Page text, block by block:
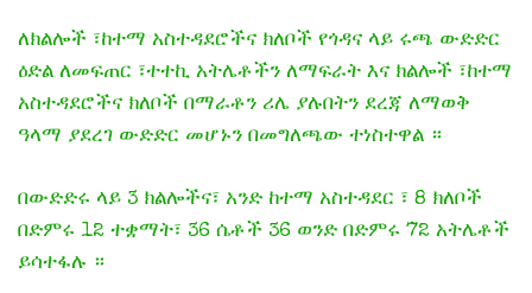
ለክልሎች ፣ከተማ አስተዳደሮችና ክለቦች የጎዳና ላይ ሩጫ ውድድር
ዕድል ለመፍጠር ፣ተተኪ አትሌቶችን ለማፍራት እና ክልሎች ፣ከተማ
አስተዳደሮችና ክለቦች በማራቶን ሪሌ ያሉበትን ደረጃ ለማወቅ
ዓላማ ያደረገ ውድድር መሆኑን በመግለጫው ተነስተዋል ።
በውድድሩ ላይ 3 ክልሎችና፣ አንድ ከተማ አስተዳደር ፣ 8 ክለቦች
በድምሩ 12 ተቋማት፣ 36 ሴቶች 36 ወንድ በድምሩ 72 አትሌቶች
ይሳተፋሉ ።